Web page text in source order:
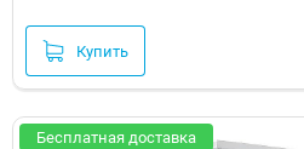
Купить
Бесплатная доставка